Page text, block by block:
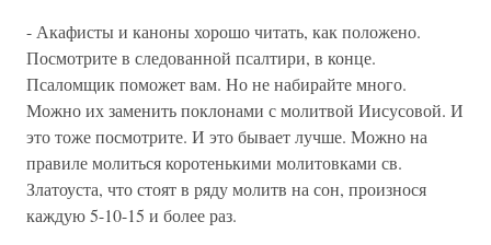
- Акафисты и каноны хорошо читать, как положено.
Посмотрите в следованной псалтири, в конце.
Псаломщик поможет вам. Но не набирайте много.
Можно их заменить поклонами с молитвой Иисусовой. И
это тоже посмотрите. И это бывает лучше. Можно на
правиле молиться коротенькими молитовками св.
Златоуста, что стоят в ряду молитв на сон, произнося
каждую 5-10-15 и более раз.